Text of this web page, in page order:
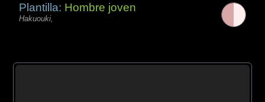
Plantilla: Hombre joven
Hakuouki,